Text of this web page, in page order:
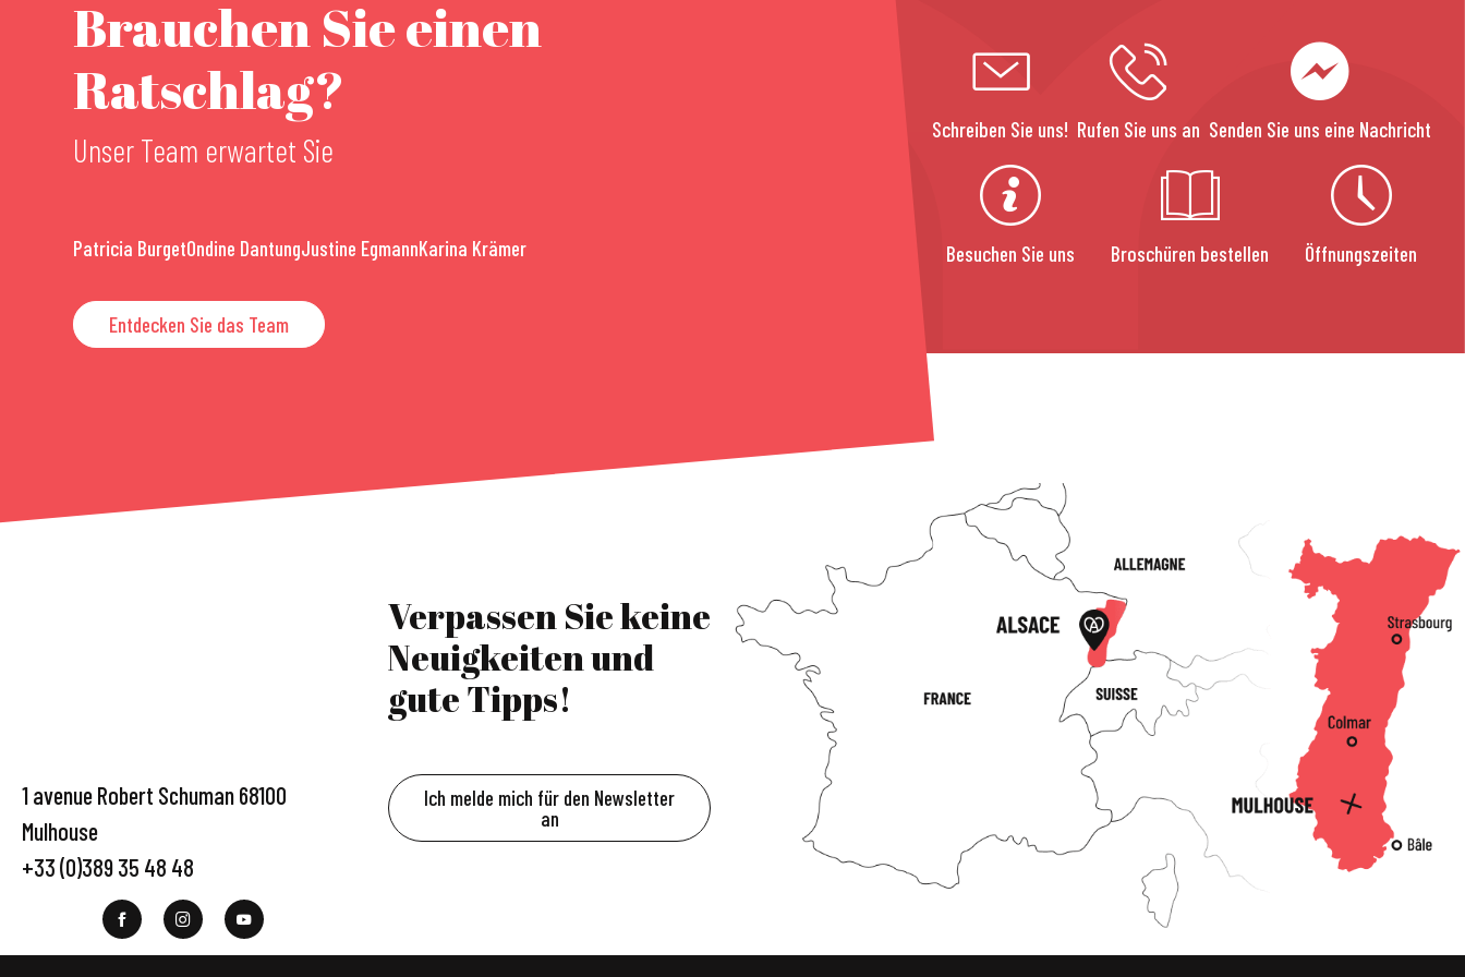
Brauchen Sie einen
Ratschlag?
Unser Team erwartet Sie
Patricia BurgetOndine DantungJustine EgmannKarina Krämer
Entdecken Sie das Team
Schreiben Sie uns! Rufen Sie uns an Senden Sie uns eine Nachricht
Besuchen Sie uns Broschüren bestellen Öffnungszeiten
1 avenue Robert Schuman 68100
Mulhouse
+33 (0)389 35 48 48
Verpassen Sie keine
Neuigkeiten und
gute Tipps!
Ich melde mich für den Newsletter
an